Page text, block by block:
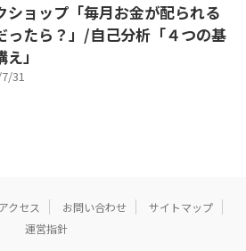
ショップ「毎月お金が配られる
ったら？」/自己分析「４つの基
」
31
アクセス お問い合わせ
サイトマップ
運営指針